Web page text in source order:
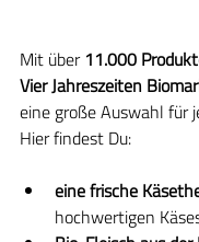
Mit über 11.000
Vier Jahreszeiten
eine große Auswahl für
Hier findest Du:
eine frische
hochwertigen